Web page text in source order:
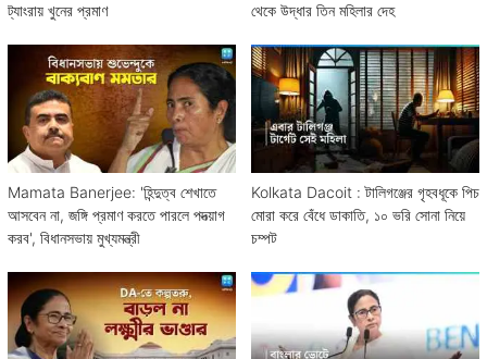
ট্যাংরায় খুনের প্রমাণ
থেকে উদ্ধার তিন মহিলার দেহ
Mamata Banerjee: 'হিন্দুত্ব শেখাতে
আসবেন না, জঙ্গি প্রমাণ করতে পারলে পদত্য়াগ
করব', বিধানসভায় মুখ্যমন্ত্রী
Kolkata Dacoit : টালিগঞ্জের গৃহবধূকে পিচ
মোরা করে বেঁধে ডাকাতি, ১০ ভরি সোনা নিয়ে
চম্পট